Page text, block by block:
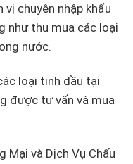
chuyên nhập khẩu
như thu mua các loại
nước.
loại tinh dầu tại
được tư vấn và mua
Mại và Dịch Vụ Chấu